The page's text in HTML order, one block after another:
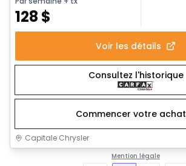
128 $
Voir les détails
Consultez l'historique
Commencer votre achat
Capitale Chrysler
Mention légale